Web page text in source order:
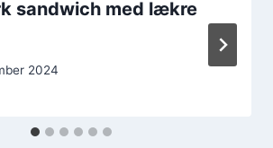
sandwich med lækre
2024